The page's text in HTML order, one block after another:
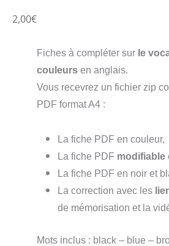
2,00€
Fiches à compléter sur le
couleurs en anglais.
Vous recevrez un fichier zip
PDF format A4 :
La fiche PDF en couleur,
La fiche PDF modifiable
La fiche PDF en noir et
La correction avec les
de mémorisation et la
Mots inclus : black – blue –